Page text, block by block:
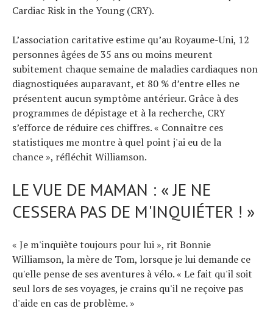
Cardiac Risk in the Young (CRY).
L’association caritative estime qu’au Royaume-Uni, 12
personnes âgées de 35 ans ou moins meurent
subitement chaque semaine de maladies cardiaques non
diagnostiquées auparavant, et 80 % d’entre elles ne
présentent aucun symptôme antérieur. Grâce à des
programmes de dépistage et à la recherche, CRY
s’efforce de réduire ces chiffres. « Connaître ces
statistiques me montre à quel point j'ai eu de la
chance », réfléchit Williamson.
LE VUE DE MAMAN : « JE NE
CESSERA PAS DE M'INQUIÉTER ! »
« Je m'inquiète toujours pour lui », rit Bonnie
Williamson, la mère de Tom, lorsque je lui demande ce
qu'elle pense de ses aventures à vélo. « Le fait qu'il soit
seul lors de ses voyages, je crains qu'il ne reçoive pas
d'aide en cas de problème. »